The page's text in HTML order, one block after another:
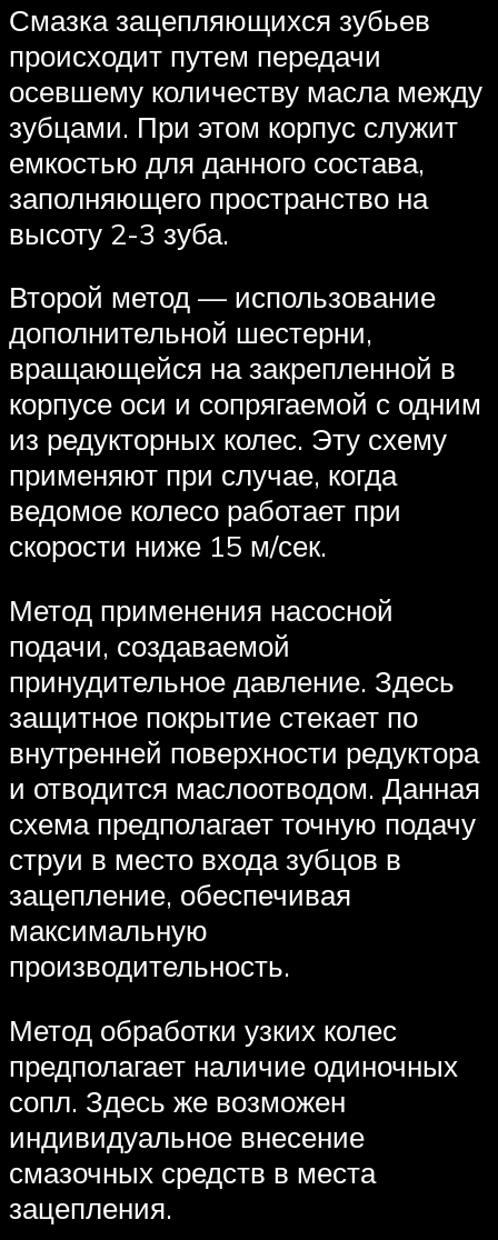
Смазка зацепляющихся зубьев
происходит путем передачи
осевшему количеству масла между
зубцами. При этом корпус служит
емкостью для данного состава,
заполняющего пространство на
высоту 2-3 зуба.
Второй метод — использование
дополнительной шестерни,
вращающейся на закрепленной в
корпусе оси и сопрягаемой с одним
из редукторных колес. Эту схему
применяют при случае, когда
ведомое колесо работает при
скорости ниже 15 м/сек.
Метод применения насосной
подачи, создаваемой
принудительное давление. Здесь
защитное покрытие стекает по
внутренней поверхности редуктора
и отводится маслоотводом. Данная
схема предполагает точную подачу
струи в место входа зубцов в
зацепление, обеспечивая
максимальную
производительность.
Метод обработки узких колес
предполагает наличие одиночных
сопл. Здесь же возможен
индивидуальное внесение
смазочных средств в места
зацепления.